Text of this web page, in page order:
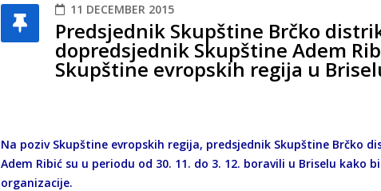
11 DECEMBER 2015
Predsjednik Skupštine Brčko
dopredsjednik Skupštine Adem
Skupštine evropskih regija u
Na poziv Skupštine evropskih regija, predsjednik Skupštine Brčko
Adem Ribić su u periodu od 30. 11. do 3. 12. boravili u Briselu kako
organizacije.